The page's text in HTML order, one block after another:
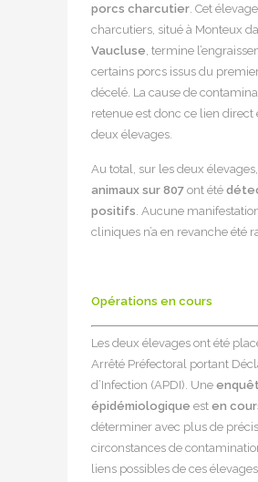
porcs charcutier . Cet
charcutiers, situé à Monteux
Vaucluse , termine
certains porcs issus du
décelé. La cause de
retenue est donc ce lien direct
deux élevages.
Au total, sur les deux élevages,
animaux sur 807 ont été
positifs . Aucune
cliniques n’a en revanche été
Opérations en cours
Les deux élevages ont été
Arrêté Préfectoral portant
d’Infection (APDI). Une
épidémiologique est en
déterminer avec plus de
circonstances de
liens possibles de ces